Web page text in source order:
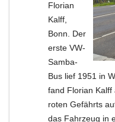
Florian
Kalff,
Bonn. Der
erste VW-
Samba-
Bus lief 1951 in
fand Florian Kalff
roten Gefährts
das Fahrzeug in